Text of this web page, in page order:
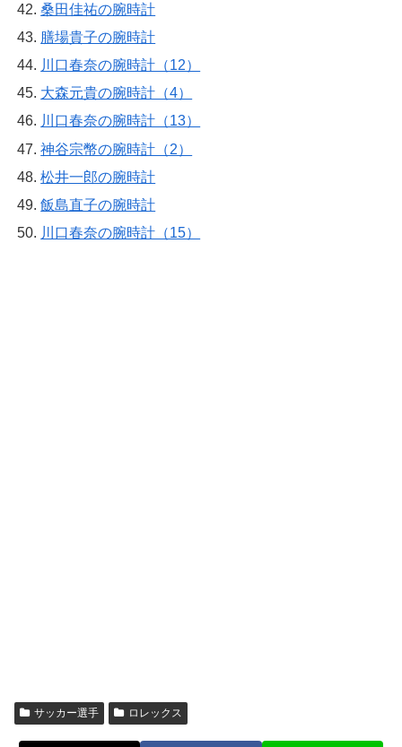
桑田佳祐の腕時計
膳場貴子の腕時計
川口春奈の腕時計（12）
大森元貴の腕時計（4）
川口春奈の腕時計（13）
神谷宗幣の腕時計（2）
松井一郎の腕時計
飯島直子の腕時計
川口春奈の腕時計（15）
サッカー選手 ロレックス